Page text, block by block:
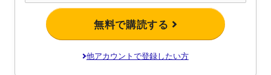
無料で購読する
他アカウントで登録したい方